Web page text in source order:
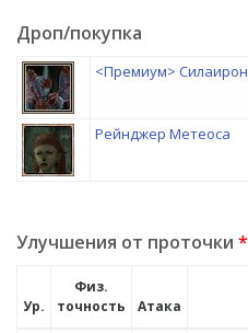
Дроп/покупка
<Премиум> Силаирон
Рейнджер Метеоса
Улучшения от проточки *
Ур.
Физ.
точность
Атака